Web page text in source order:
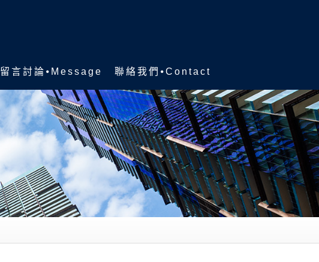
留言討論⦁Message 聯絡我們⦁Contact